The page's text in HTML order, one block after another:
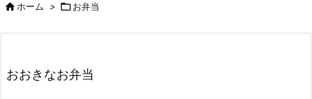

ホーム > お弁当
おおきなお弁当